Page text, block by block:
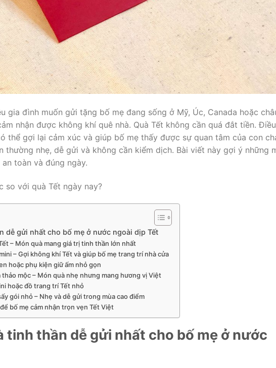
gia đình muốn gửi tặng bố mẹ đang sống ở Mỹ, Úc, Canada hoặc
nhận được không khí quê nhà. Quà Tết không cần quá đắt tiền. Điều
thể gợi lại cảm xúc và giúp bố mẹ thấy được sự quan tâm của con
thường nhẹ, dễ gửi và không cần kiểm dịch. Bài viết này gợi ý những
toàn và đúng ngày.
dễ gửi nhất cho bố mẹ ở nước ngoài dịp Tết
– Món quà mang giá trị tinh thần lớn nhất
– Gợi không khí Tết và giúp bố mẹ trang trí nhà cửa
hoặc phụ kiện giữ ấm nhỏ gọn
mộc – Món quà nhẹ nhưng mang hương vị Việt
hoặc đồ trang trí Tết nhỏ
gói nhỏ – Nhẹ và dễ gửi trong mùa cao điểm
bố mẹ cảm nhận trọn vẹn Tết Việt
tinh thần dễ gửi nhất cho bố mẹ ở nước